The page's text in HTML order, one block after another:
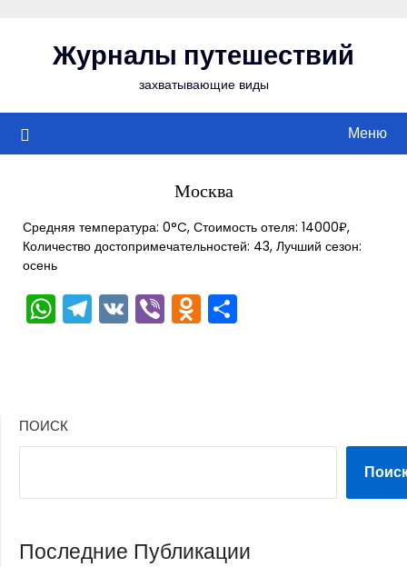
содержимомуЖурналы путешествий
захватывающие виды
Меню
Москва
Средняя температура: 0°C, Стоимость отеля: 14000₽,
Количество достопримечательностей: 43, Лучший сезон:
осень
WhatsApp
Telegram
VKViberOdnoklassniki
ПОИСК
Последние Публикации